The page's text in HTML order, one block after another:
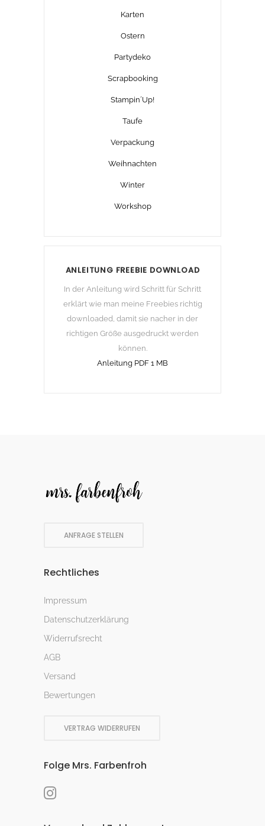
Karten
Ostern
Partydeko
Scrapbooking
Stampin´Up!
Taufe
Verpackung
Weihnachten
Winter
Workshop
ANLEITUNG FREEBIE DOWNLOAD
In der Anleitung wird Schritt für Schritt
erklärt wie man meine Freebies richtig
downloaded, damit sie nacher in der
richtigen Größe ausgedruckt werden
können.
Anleitung PDF 1 MB
ANFRAGE STELLEN
Rechtliches
Impressum
Datenschutzerklärung
Widerrufsrecht
AGB
Versand
Bewertungen
VERTRAG WIDERRUFEN
Folge Mrs. Farbenfroh